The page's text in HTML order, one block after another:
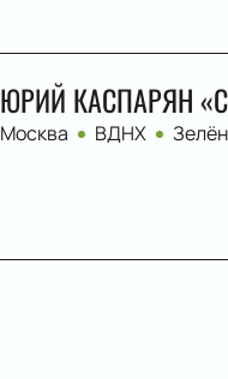
ЮРИЙ КАСПАРЯН
Москва ВДНХ